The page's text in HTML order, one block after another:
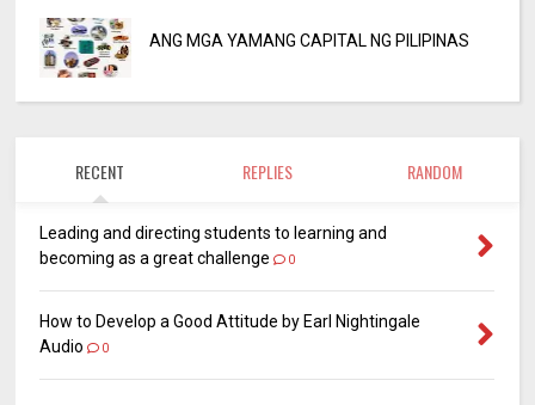
ANG MGA YAMANG CAPITAL NG PILIPINAS
RECENT REPLIES RANDOM
Leading and directing students to learning and
becoming as a great challenge
0
How to Develop a Good Attitude by Earl Nightingale
Audio
0